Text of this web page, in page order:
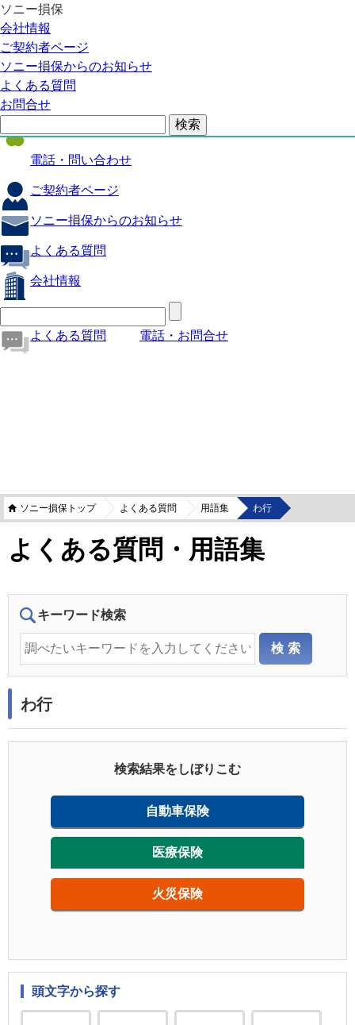
ソニー損保
会社情報
ご契約者ページ
ソニー損保からのお知らせ
よくある質問
お問合せ
自動車保険
医療保険
火災保険
海外旅行保険
電話・問い合わせ
ご契約者ページ
ソニー損保からのお知らせ
よくある質問
会社情報
よくある質問 電話・お問合せ
ソニー損保トップ よくある質問 用語集 わ行
よくある質問・用語集
キーワード検索
わ行
検索結果をしぼりこむ
自動車保険
医療保険
火災保険
頭文字から探す